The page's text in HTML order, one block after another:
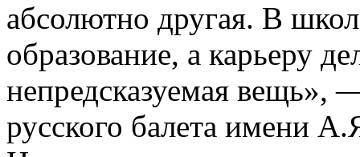
абсолютно другая. В
образование, а карьеру
непредсказуемая вещь»,
русского балета имени